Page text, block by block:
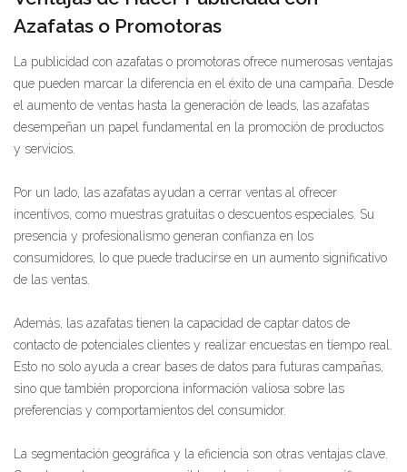
Azafatas o Promotoras
La publicidad con azafatas o promotoras ofrece numerosas ventajas
que pueden marcar la diferencia en el éxito de una campaña. Desde
el aumento de ventas hasta la generación de leads, las azafatas
desempeñan un papel fundamental en la promoción de productos
y servicios.
Por un lado, las azafatas ayudan a cerrar ventas al ofrecer
incentivos, como muestras gratuitas o descuentos especiales. Su
presencia y profesionalismo generan confianza en los
consumidores, lo que puede traducirse en un aumento significativo
de las ventas.
Además, las azafatas tienen la capacidad de captar datos de
contacto de potenciales clientes y realizar encuestas en tiempo real.
Esto no solo ayuda a crear bases de datos para futuras campañas,
sino que también proporciona información valiosa sobre las
preferencias y comportamientos del consumidor.
La segmentación geográfica y la eficiencia son otras ventajas clave.